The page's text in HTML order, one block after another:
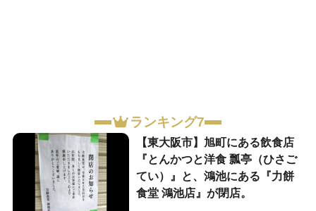
ランキング7
【東大阪市】旭町にある飲食店
『とんかつと洋食 瓢亭（ひさご
てい）』と、鴻池にある『力餅
食堂 鴻池店』が閉店。